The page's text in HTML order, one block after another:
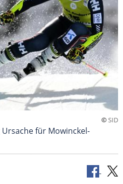
©SID
für Mowinckel-